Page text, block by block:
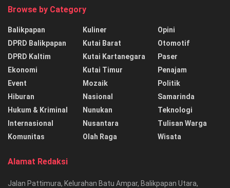
Browse by Category
Balikpapan
DPRD Balikpapan
DPRD Kaltim
Ekonomi
Event
Hiburan
Hukum & Kriminal
Internasional
Komunitas
Kuliner
Kutai Barat
Kutai Kartanegara
Kutai Timur
Mozaik
Nasional
Nunukan
Nusantara
Olah Raga
Opini
Otomotif
Paser
Penajam
Politik
Samarinda
Teknologi
Tulisan Warga
Wisata
Alamat Redaksi
Jalan Pattimura, Kelurahan Batu Ampar, Balikpapan Utara,